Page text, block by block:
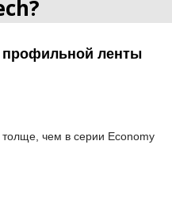
ленты
чем в серии Economy